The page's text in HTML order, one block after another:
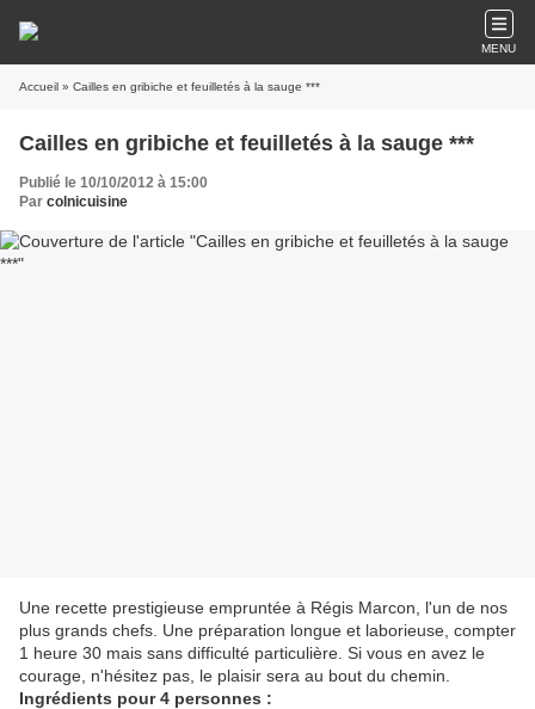
MENU
Accueil » Cailles en gribiche et feuilletés à la sauge ***
Cailles en gribiche et feuilletés à la sauge ***
Publié le 10/10/2012 à 15:00
Par colnicuisine
Une recette prestigieuse empruntée à Régis Marcon, l'un de nos
plus grands chefs. Une préparation longue et laborieuse, compter
1 heure 30 mais sans difficulté particulière. Si vous en avez le
courage, n'hésitez pas, le plaisir sera au bout du chemin.
Ingrédients pour 4 personnes :